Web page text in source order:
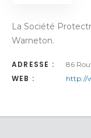
La Société
Warneton.
ADRESSE : 86
WEB : http://